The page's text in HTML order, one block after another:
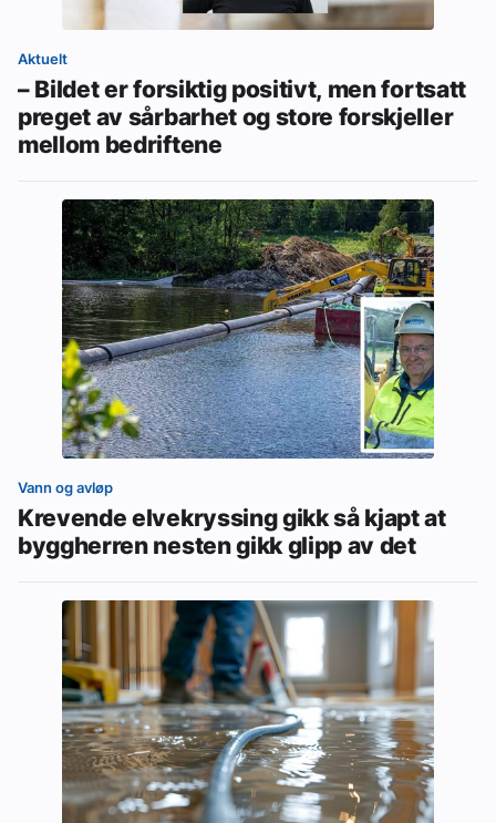
Aktuelt
– Bildet er forsiktig positivt, men fortsatt
preget av sårbarhet og store forskjeller
mellom bedriftene
Vann og avløp
Krevende elvekryssing gikk så kjapt at
byggherren nesten gikk glipp av det